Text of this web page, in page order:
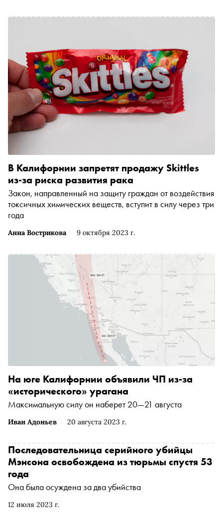
Анна Вострикова 9 октября 2023 г.
В Калифорнии запретят продажу Skittles
из-за риска развития рака
Закон, направленный на защиту граждан от воздействия
токсичных химических веществ, вступит в силу через три
года
Иван Адоньев 20 августа 2023 г.
На юге Калифорнии объявили ЧП из-за
«исторического» урагана
Максимальную силу он наберет 20—21 августа
12 июля 2023 г.
Последовательница серийного убийцы
Мэнсона освобождена из тюрьмы спустя 53
года
Она была осуждена за два убийства